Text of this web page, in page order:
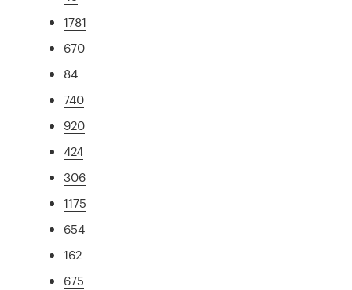
1781
670
84
740
920
424
306
1175
654
162
675